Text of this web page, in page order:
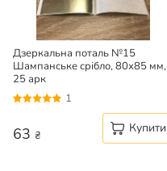
Дзеркальна поталь №15
Шампанське срібло, 80х85 мм,
25 арк
1
63 ₴ Купити